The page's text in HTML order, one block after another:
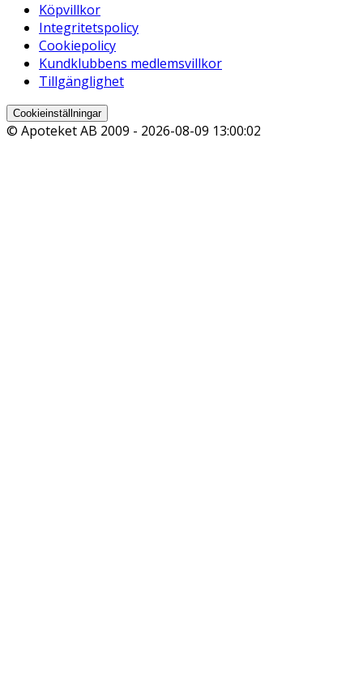
Köpvillkor
Integritetspolicy
Cookiepolicy
Kundklubbens medlemsvillkor
Tillgänglighet
Cookieinställningar
© Apoteket AB 2009 - 2026-08-09 13:00:02